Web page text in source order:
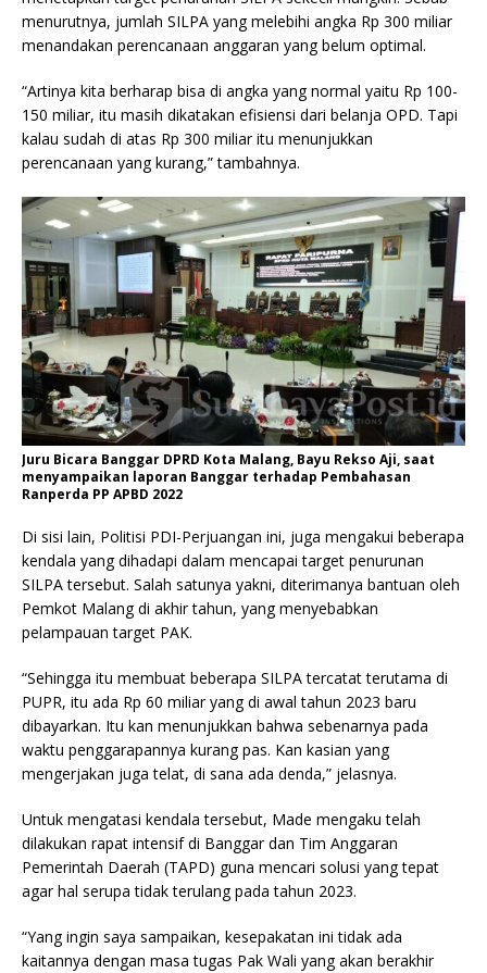
menurutnya, jumlah SILPA yang melebihi angka Rp 300 miliar
menandakan perencanaan anggaran yang belum optimal.
“Artinya kita berharap bisa di angka yang normal yaitu Rp 100-
150 miliar, itu masih dikatakan efisiensi dari belanja OPD. Tapi
kalau sudah di atas Rp 300 miliar itu menunjukkan
perencanaan yang kurang,” tambahnya.
Juru Bicara Banggar DPRD Kota Malang, Bayu Rekso Aji, saat
menyampaikan laporan Banggar terhadap Pembahasan
Ranperda PP APBD 2022
Di sisi lain, Politisi PDI-Perjuangan ini, juga mengakui beberapa
kendala yang dihadapi dalam mencapai target penurunan
SILPA tersebut. Salah satunya yakni, diterimanya bantuan oleh
Pemkot Malang di akhir tahun, yang menyebabkan
pelampauan target PAK.
“Sehingga itu membuat beberapa SILPA tercatat terutama di
PUPR, itu ada Rp 60 miliar yang di awal tahun 2023 baru
dibayarkan. Itu kan menunjukkan bahwa sebenarnya pada
waktu penggarapannya kurang pas. Kan kasian yang
mengerjakan juga telat, di sana ada denda,” jelasnya.
Untuk mengatasi kendala tersebut, Made mengaku telah
dilakukan rapat intensif di Banggar dan Tim Anggaran
Pemerintah Daerah (TAPD) guna mencari solusi yang tepat
agar hal serupa tidak terulang pada tahun 2023.
“Yang ingin saya sampaikan, kesepakatan ini tidak ada
kaitannya dengan masa tugas Pak Wali yang akan berakhir